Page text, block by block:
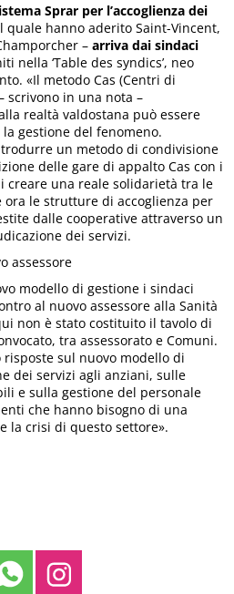
Sprar per l’accoglienza dei
quale hanno aderito Saint-Vincent,
–arriva dai sindaci
nella ‘Table des syndics’, neo
«Il metodo Cas (Centri di
scrivono in una nota –
realtà valdostana può essere
gestione del fenomeno.
un metodo di condivisione
delle gare di appalto Cas con i
creare una reale solidarietà tra le
ora le strutture di accoglienza per
dalle cooperative attraverso un
dei servizi.
assessore
modello di gestione i sindaci
al nuovo assessore alla Sanità
non è stato costituito il tavolo di
tra assessorato e Comuni.
sul nuovo modello di
dei servizi agli anziani, sulle
e sulla gestione del personale
che hanno bisogno di una
la crisi di questo settore».